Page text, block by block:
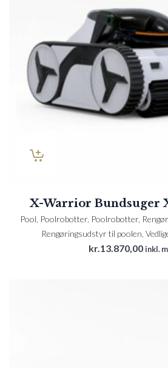
X-Warrior Bundsuger
Pool Poolrobotter, Poolrobotter,
Rengøringsudstyr til poolen
kr.13.870,00inkl.